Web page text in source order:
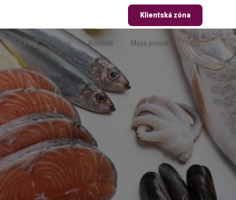
Klientská zóna
O mne Blog Kontakt Moja ponuka